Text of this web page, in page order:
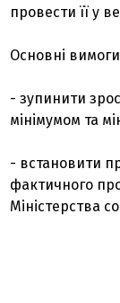
провести її у
Основні
- зупинити
мінімумом та
- встановити
фактичного
Міністерства